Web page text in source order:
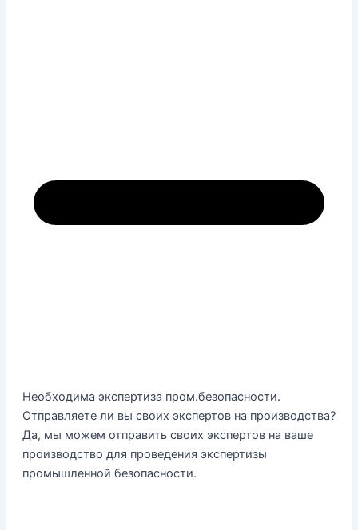
Необходима экспертиза пром.безопасности.
Отправляете ли вы своих экспертов на производства?
Да, мы можем отправить своих экспертов на ваше
производство для проведения экспертизы
промышленной безопасности.